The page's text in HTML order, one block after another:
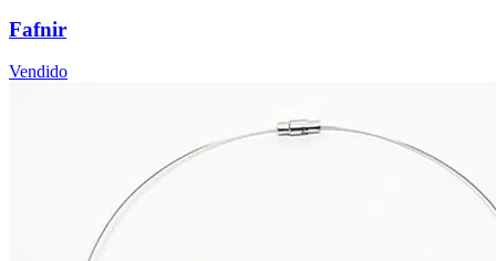
Fafnir
Vendido